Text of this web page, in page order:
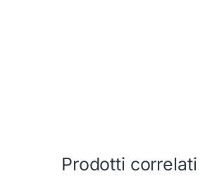
Prodotti correlati